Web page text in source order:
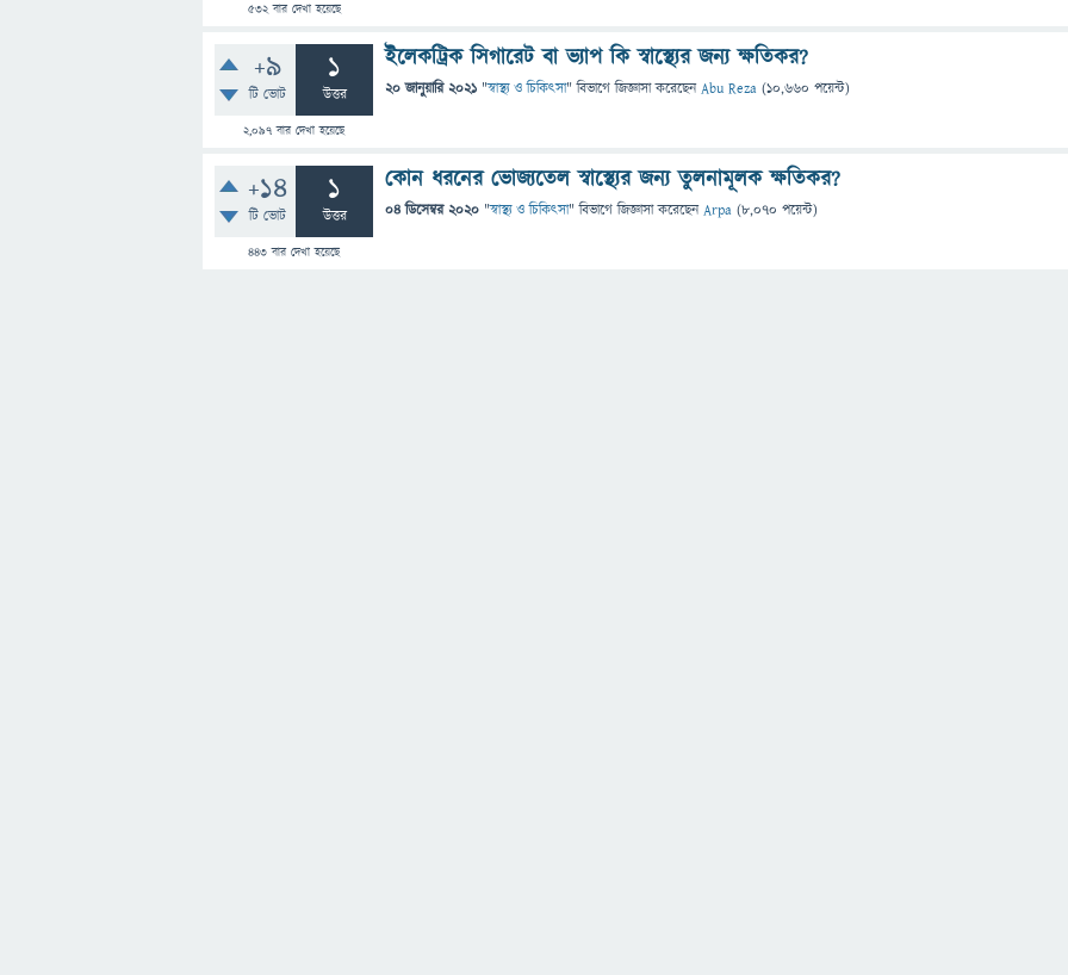
532বার দেখা হয়েছে
+9
টি ভোট
1
উত্তর
2,097 বার দেখা হয়েছে
ইলেকট্রিক সিগারেট বা ভ্যাপ কি স্বাস্থ্যের জন্য ক্ষতিকর?
20 জানুয়ারি 2021 "স্বাস্থ্য ও চিকিৎসা" বিভাগে জিজ্ঞাসাকরেছেনAbu Reza (10,660 পয়েন্ট)
+14
টি ভোট
1
উত্তর
443 বার দেখা হয়েছে
কোন ধরনের ভোজ্যতেল স্বাস্থ্যের জন্য তুলনামূলক ক্ষতিকর?
04 ডিসেম্বর 2020 "স্বাস্থ্য ও চিকিৎসা" বিভাগে জিজ্ঞাসাকরেছেনArpa (8,070 পয়েন্ট)